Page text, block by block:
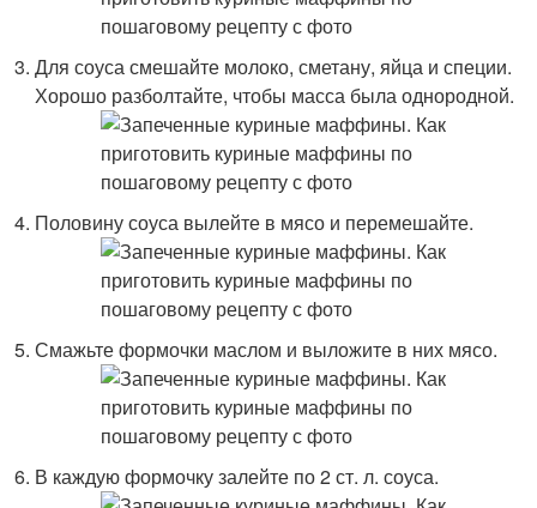
Для соуса смешайте молоко, сметану, яйца и специи.
Хорошо разболтайте, чтобы масса была однородной.
Половину соуса вылейте в мясо и перемешайте.
Смажьте формочки маслом и выложите в них мясо.
В каждую формочку залейте по 2 ст. л. соуса.